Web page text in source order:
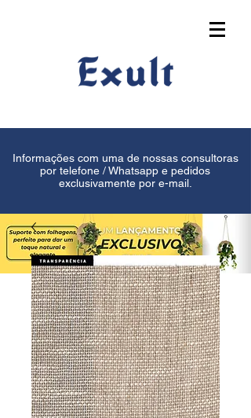
Informações com uma de nossas consultoras
por telefone / Whatsapp e pedidos
exclusivamente por e-mail.